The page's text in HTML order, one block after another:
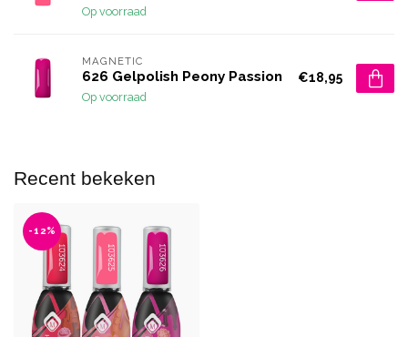
Op voorraad
MAGNETIC
626 Gelpolish Peony Passion
Op voorraad
€18,95
Recent bekeken
-12%